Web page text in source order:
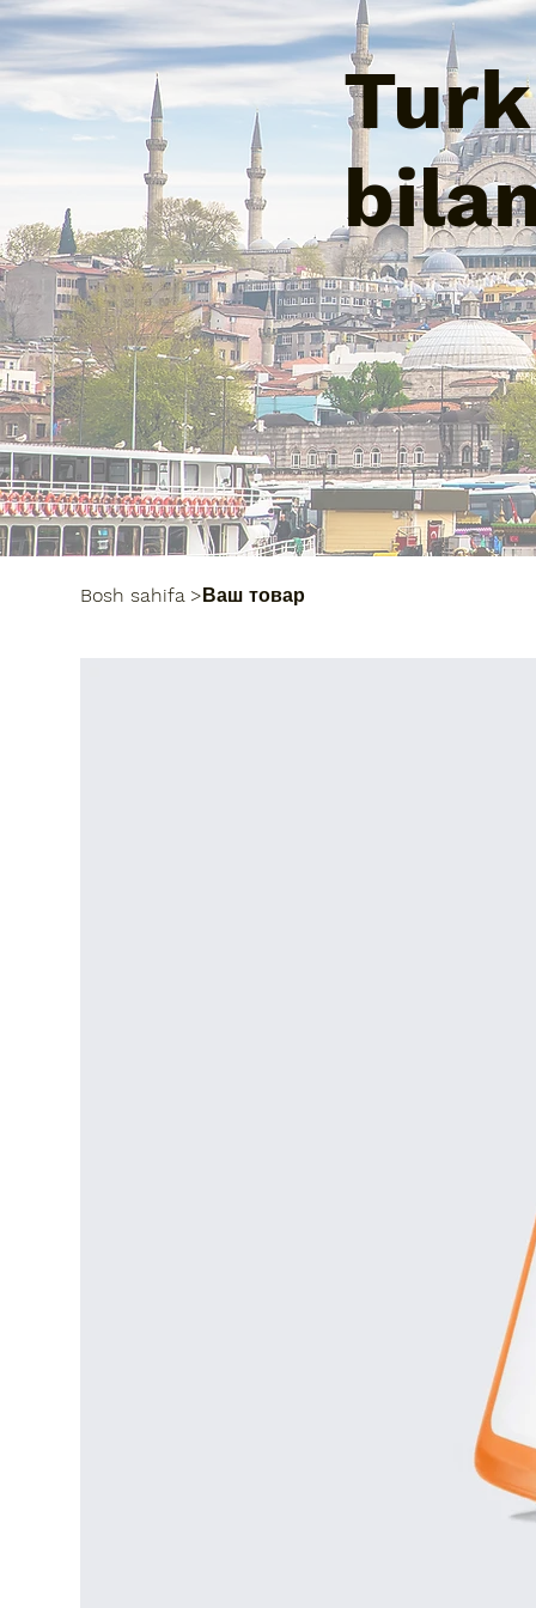
Bosh sahifa >Ваш товар